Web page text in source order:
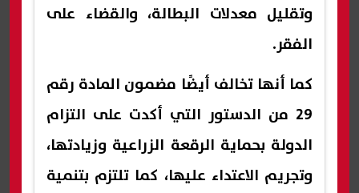
وتقليل معدلات البطالة، والقضاء على
الفقر.
كما أنها تخالف أيضًا مضمون المادة رقم
29 من الدستور التي أكدت على التزام
الدولة بحماية الرقعة الزراعية وزيادتها،
وتجريم الاعتداء عليها، كما تلتزم بتنمية